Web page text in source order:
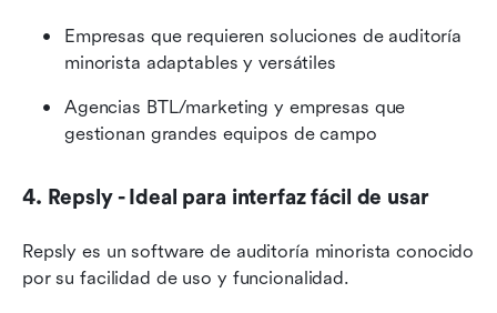
Empresas que requieren soluciones de auditoría
minorista adaptables y versátiles
Agencias BTL/marketing y empresas que
gestionan grandes equipos de campo
4. Repsly - Ideal para interfaz fácil de usar
Repsly es un software de auditoría minorista conocido
por su facilidad de uso y funcionalidad.